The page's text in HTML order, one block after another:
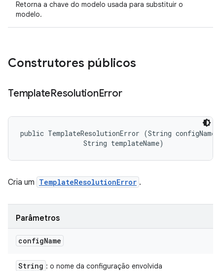
Retorna a chave do modelo usada para substituir o
modelo.
Construtores públicos
TemplateResolutionError
public TemplateResolutionError (String
                String templateName)
Cria um TemplateResolutionError .
Parâmetros
configName
String : o nome da configuração envolvida